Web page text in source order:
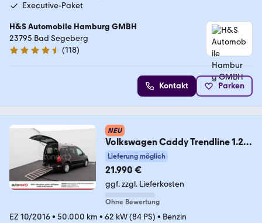
Executive-Paket
H&S Automobile Hamburg GMBH
23795 Bad Segeberg
4.6 Sterne
(118)
Kontakt Parken
NEU
Volkswagen Caddy Trendline 1.2
TSI *Rollstuhl-Rampe* 3315
Lieferung möglich
21.990 €
ggf. zzgl. Lieferkosten
Ohne Bewertung
EZ 10/2016• 50.000 km • 62 kW (84 PS) • Benzin